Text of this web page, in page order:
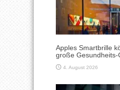
Apples Smartbrille
große Gesundheits-
4. August 2026